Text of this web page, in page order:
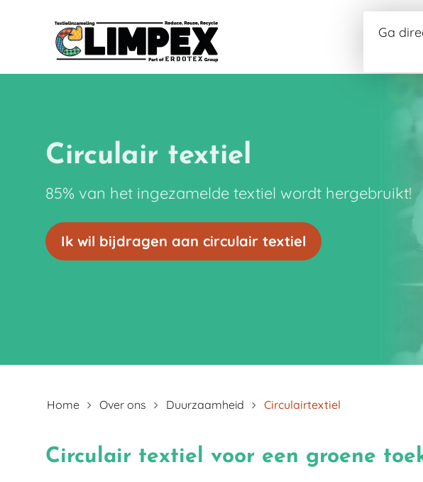
Ga
Circulair textiel
85% van het ingezamelde textiel wordt hergebruikt!
Ik wil bijdragen aan circulair textiel
Home Over ons Duurzaamheid Circulairtextiel
Circulair textiel voor een groene